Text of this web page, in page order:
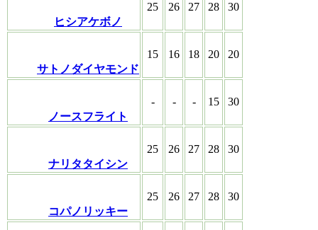
ヒシアケボノ
25 26 27 28 30
サトノダイヤモンド
15 16 18 20 20
ノースフライト
- - - 15 30
ナリタタイシン
25 26 27 28 30
コパノリッキー
25 26 27 28 30